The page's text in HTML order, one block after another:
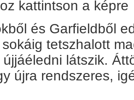
kattintson a képre
és Garfieldből
tetszhalott
látszik.
újra rendszeres,